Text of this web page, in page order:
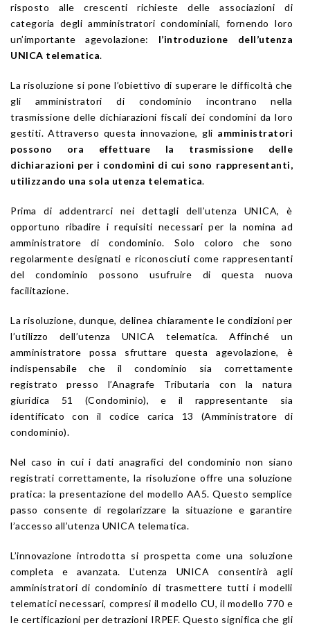
risposto alle crescenti richieste delle associazioni di
categoria degli amministratori condominiali, fornendo loro
un’importante agevolazione: l’introduzione dell’utenza
UNICA telematica.
La risoluzione si pone l’obiettivo di superare le difficoltà che
gli amministratori di condominio incontrano nella
trasmissione delle dichiarazioni fiscali dei condomini da loro
gestiti. Attraverso questa innovazione, gli amministratori
possono ora effettuare la trasmissione delle
dichiarazioni per i condomìni di cui sono rappresentanti,
utilizzando una sola utenza telematica.
Prima di addentrarci nei dettagli dell’utenza UNICA, è
opportuno ribadire i requisiti necessari per la nomina ad
amministratore di condominio. Solo coloro che sono
regolarmente designati e riconosciuti come rappresentanti
del condominio possono usufruire di questa nuova
facilitazione.
La risoluzione, dunque, delinea chiaramente le condizioni per
l’utilizzo dell’utenza UNICA telematica. Affinché un
amministratore possa sfruttare questa agevolazione, è
indispensabile che il condominio sia correttamente
registrato presso l’Anagrafe Tributaria con la natura
giuridica 51 (Condomìnio), e il rappresentante sia
identificato con il codice carica 13 (Amministratore di
condominio).
Nel caso in cui i dati anagrafici del condominio non siano
registrati correttamente, la risoluzione offre una soluzione
pratica: la presentazione del modello AA5. Questo semplice
passo consente di regolarizzare la situazione e garantire
l’accesso all’utenza UNICA telematica.
L’innovazione introdotta si prospetta come una soluzione
completa e avanzata. L’utenza UNICA consentirà agli
amministratori di condominio di trasmettere tutti i modelli
telematici necessari, compresi il modello CU, il modello 770 e
le certificazioni per detrazioni IRPEF. Questo significa che gli